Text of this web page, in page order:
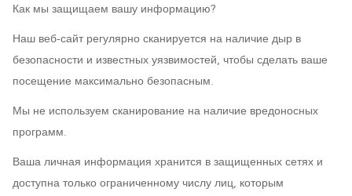
Как мы защищаем вашу информацию?
Наш веб-сайт регулярно сканируется на наличие дыр в
безопасности и известных уязвимостей, чтобы сделать ваше
посещение максимально безопасным.
Мы не используем сканирование на наличие вредоносных
программ.
Ваша личная информация хранится в защищенных сетях и
доступна только ограниченному числу лиц, которым